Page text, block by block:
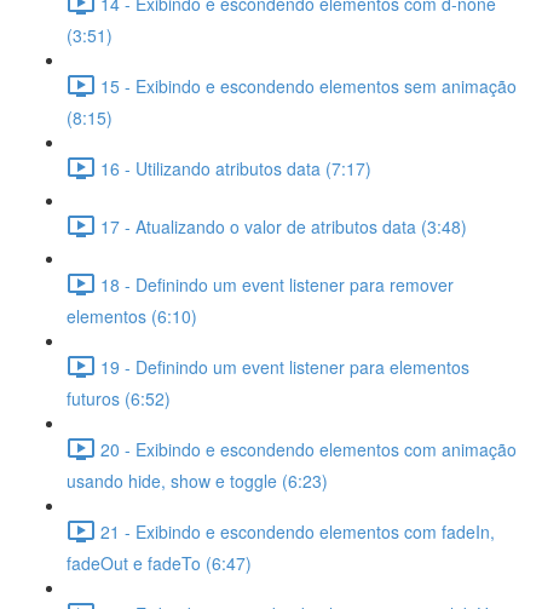
(3:51)
15 - Exibindo e escondendo elementos sem animação
(8:15)
16 - Utilizando atributos data (7:17)
17 - Atualizando o valor de atributos data (3:48)
18 - Definindo um event listener para remover
elementos (6:10)
19 - Definindo um event listener para elementos
futuros (6:52)
20 - Exibindo e escondendo elementos com animação
usando hide, show e toggle (6:23)
21 - Exibindo e escondendo elementos com fadeIn,
fadeOut e fadeTo (6:47)